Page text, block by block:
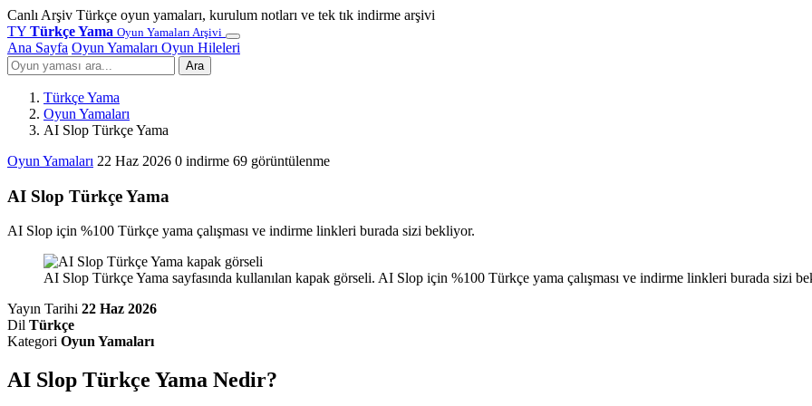
Canlı Arşiv Türkçe oyun yamaları, kurulum notları ve tek tık indirme arşivi
TY Türkçe Yama Oyun Yamaları Arşivi
Ana Sayfa Oyun Yamaları Oyun Hileleri
Ara
Türkçe Yama
Oyun Yamaları
AI Slop Türkçe Yama
Oyun Yamaları 22 Haz 2026 0 indirme 69 görüntülenme
AI Slop Türkçe Yama
AI Slop için %100 Türkçe yama çalışması ve indirme linkleri burada sizi bekliyor.
AI Slop Türkçe Yama sayfasında kullanılan kapak görseli. AI Slop için %100 Türkçe yama çalışması ve indirme linkleri burada sizi
Yayın Tarihi 22 Haz 2026
Dil Türkçe
Kategori Oyun Yamaları
AI Slop Türkçe Yama Nedir?